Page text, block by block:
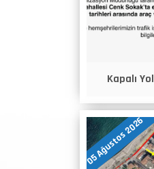
Kapalı
05 Ağustos 2026